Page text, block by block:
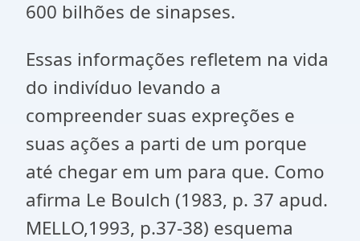
600 bilhões de sinapses.
Essas informações refletem na vida
do indivíduo levando a
compreender suas expreções e
suas ações a parti de um porque
até chegar em um para que. Como
afirma Le Boulch (1983, p. 37 apud.
MELLO,1993, p.37-38) esquema